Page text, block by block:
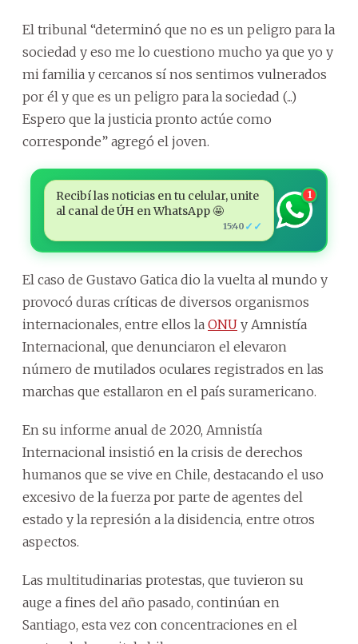
El tribunal “determinó que no es un peligro para la
sociedad y eso me lo cuestiono mucho ya que yo y
mi familia y cercanos sí nos sentimos vulnerados
por él y que es un peligro para la sociedad (...)
Espero que la justicia pronto actúe como
corresponde” agregó el joven.
Recibí las noticias en tu celular, unite
al canal de ÚH en WhatsApp 🤩
15:40 ✓✓
1
El caso de Gustavo Gatica dio la vuelta al mundo y
provocó duras críticas de diversos organismos
internacionales, entre ellos la ONU y Amnistía
Internacional, que denunciaron el elevaron
número de mutilados oculares registrados en las
marchas que estallaron en el país suramericano.
En su informe anual de 2020, Amnistía
Internacional insistió en la crisis de derechos
humanos que se vive en Chile, destacando el uso
excesivo de la fuerza por parte de agentes del
estado y la represión a la disidencia, entre otros
aspectos.
Las multitudinarias protestas, que tuvieron su
auge a fines del año pasado, continúan en
Santiago, esta vez con concentraciones en el